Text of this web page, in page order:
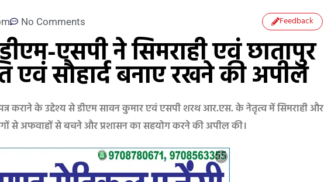
No Comments Feedback
एसपी ने सिमराही एवं छातापुर
एवं सौहार्द बनाए रखने की अपील
कराने के उद्देश्य से डीएम सावन कुमार एवं एसपी शरथ आर.एस. के नेतृत्व में सिमराही और
से अफवाहों से बचने और प्रशासन का सहयोग करने की अपील की।